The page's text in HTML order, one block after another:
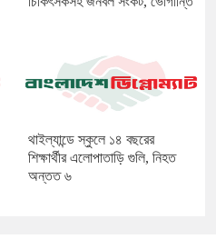
থাইল্যান্ডে স্কুলে ১৪ বছরের
শিক্ষার্থীর এলোপাতাড়ি গুলি, নিহত
অন্তত ৬